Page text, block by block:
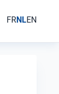
FRNLEN